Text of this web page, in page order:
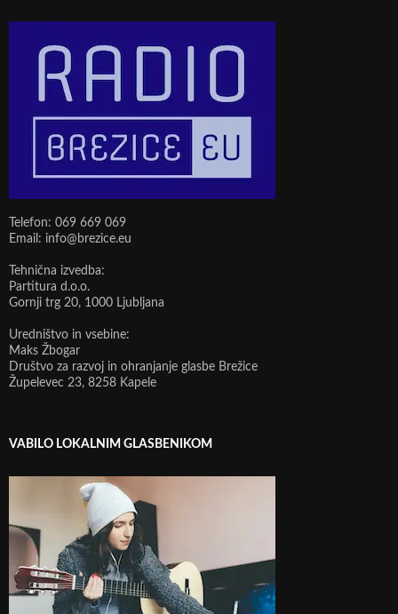
Telefon: 069 669 069
Email: info@brezice.eu
Tehnična izvedba:
Partitura d.o.o.
Gornji trg 20, 1000 Ljubljana
Uredništvo in vsebine:
Maks Žbogar
Društvo za razvoj in ohranjanje glasbe Brežice
Župelevec 23, 8258 Kapele
VABILO LOKALNIM GLASBENIKOM